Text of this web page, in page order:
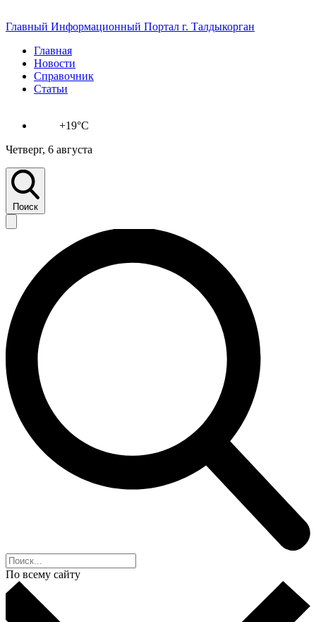
Главный Информационный Портал г. Талдыкорган
Главная
Новости
Справочник
Статьи
+19°C
Четверг, 6 августа
Поиск
По всему сайту